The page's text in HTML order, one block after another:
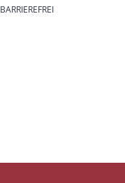
BARRIEREFREI